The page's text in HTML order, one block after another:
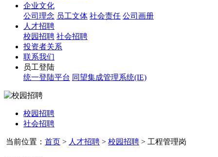
企业文化
公司理念 员工文体 社会责任 公司画册
人才招聘
校园招聘 社会招聘
投资者关系
联系我们
员工登陆
统一登陆平台 同望集成管理系统(IE)
校园招聘
社会招聘
当前位置： 首页 > 人才招聘 > 校园招聘 > 工程管理岗